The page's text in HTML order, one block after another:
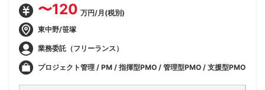
〜120 万円/月(税別)
東中野/笹塚
業務委託（フリーランス）
プロジェクト管理 / PM / 指揮型PMO / 管理型PMO / 支援型PMO